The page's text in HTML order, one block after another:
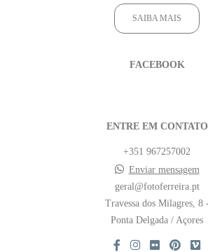
SAIBA MAIS
FACEBOOK
ENTRE EM CONTATO
+351 967257002
Enviar mensagem
geral@fotoferreira.pt
Travessa dos Milagres, 8 -
Ponta Delgada / Açores